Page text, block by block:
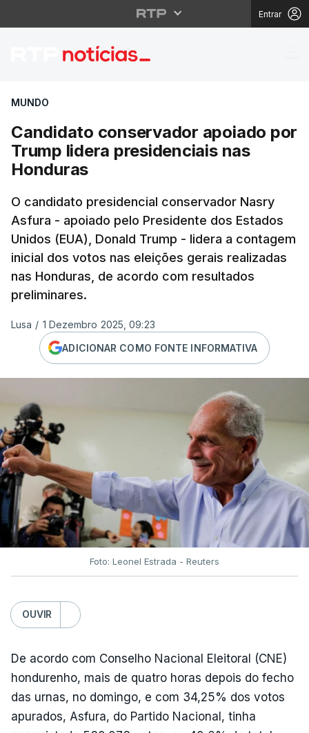
Entrar
Candidato
MUNDO
Candidato conservador apoiado por
Trump lidera presidenciais nas
Honduras
O candidato presidencial conservador Nasry
Asfura - apoiado pelo Presidente dos Estados
Unidos (EUA), Donald Trump - lidera a contagem
inicial dos votos nas eleições gerais realizadas
nas Honduras, de acordo com resultados
preliminares.
Lusa / 1 Dezembro 2025, 09:23
ADICIONAR COMO FONTE INFORMATIVA
Foto: Leonel Estrada - Reuters
OUVIR
De acordo com Conselho Nacional Eleitoral (CNE)
hondurenho, mais de quatro horas depois do fecho
das urnas, no domingo, e com 34,25% dos votos
apurados, Asfura, do Partido Nacional, tinha